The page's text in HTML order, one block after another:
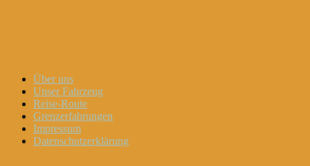
Menu
Widgets
Search
Skip
content
Über uns
Unser Fahrzeug
Reise-Route
Grenzerfahrungen
Impressum
Datenschutzerklärung